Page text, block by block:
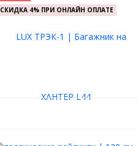
СКИДКА 4% ПРИ ОНЛАЙН ОПЛАТЕ